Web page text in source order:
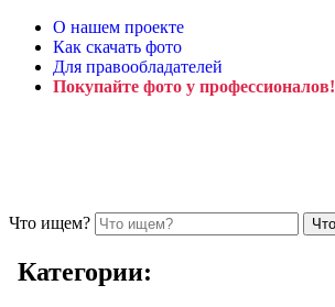
О нашем проекте
Как скачать фото
Для правообладателей
Покупайте фото у профессионалов!
Что ищем?
Категории: